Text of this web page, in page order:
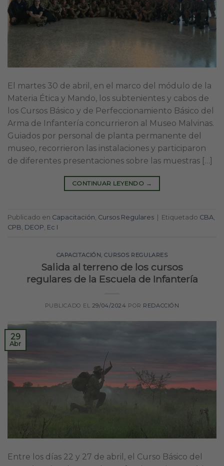
El martes 30 de abril, en el marco del módulo de la
Materia Ética y Mando, los subtenientes y cabos de
los Cursos Básico y de Perfeccionamiento Básico del
Arma de Infantería concurrieron al Museo Malvinas.
Guiados por personal de planta permanente del
museo, recorrieron las instalaciones y participaron
de diferentes presentaciones sobre las muestras […]
CONTINUAR LEYENDO →
Publicado en Capacitación, Cursos Regulares Etiquetado CBA,
CPB, DEOP, Ec I
CAPACITACIÓN,CURSOS REGULARES
Salida al terreno de los cursos
regulares de la Escuela de Infantería
PUBLICADO EL 29/04/2024 POR REDACCIÓN
29
Abr
Entre los días 22 y 27 de abril, el Curso Básico del